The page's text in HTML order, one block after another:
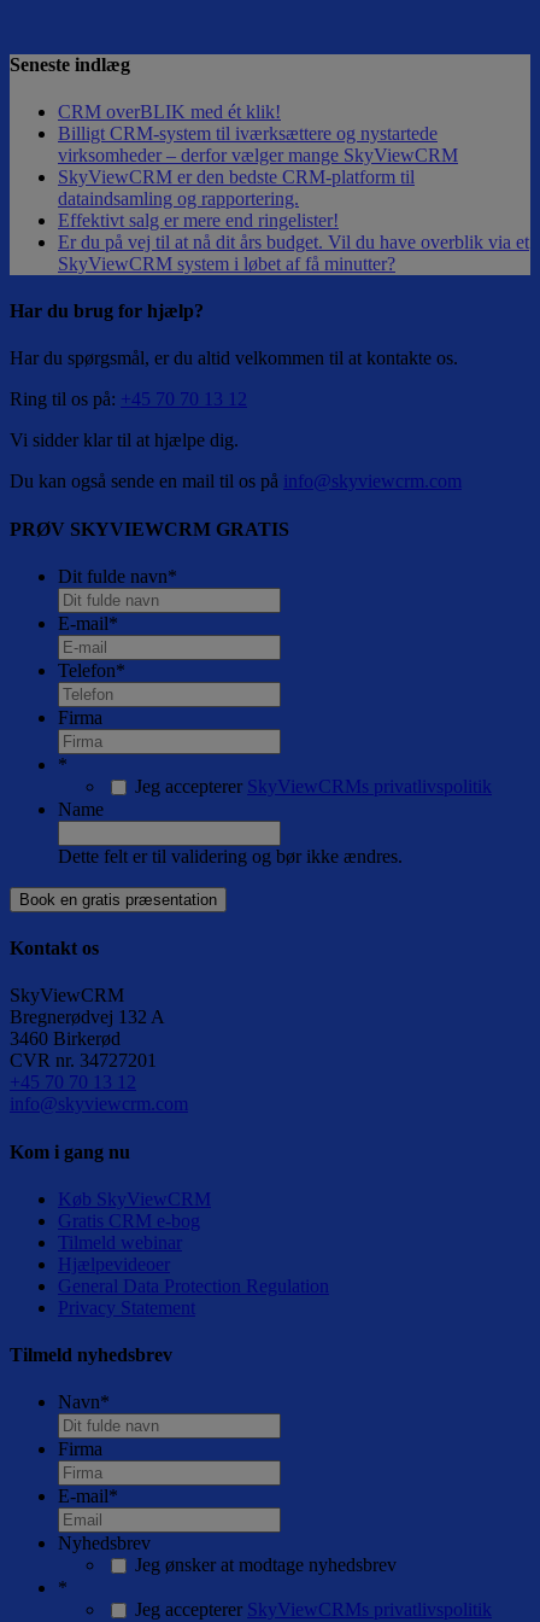
Seneste indlæg
CRM overBLIK med ét klik!
Billigt CRM-system til iværksættere og nystartede
virksomheder – derfor vælger mange SkyViewCRM
SkyViewCRM er den bedste CRM-platform til
dataindsamling og rapportering.
Effektivt salg er mere end ringelister!
Er du på vej til at nå dit års budget. Vil du have overblik via et
SkyViewCRM system i løbet af få minutter?
Har du brug for hjælp?
Har du spørgsmål, er du altid velkommen til at kontakte os.
Ring til os på: +45 70 70 13 12
Vi sidder klar til at hjælpe dig.
Du kan også sende en mail til os på info@skyviewcrm.com
PRØV SKYVIEWCRM GRATIS
Dit fulde navn*
E-mail*
Telefon*
Firma
*
Jeg accepterer SkyViewCRMs privatlivspolitik
Name
Dette felt er til validering og bør ikke ændres.
Kontakt os
SkyViewCRM
Bregnerødvej 132 A
3460 Birkerød
CVR nr. 34727201
+45 70 70 13 12
info@skyviewcrm.com
Kom i gang nu
Køb SkyViewCRM
Gratis CRM e-bog
Tilmeld webinar
Hjælpevideoer
General Data Protection Regulation
Privacy Statement
Tilmeld nyhedsbrev
Navn*
Firma
E-mail*
Nyhedsbrev
Jeg ønsker at modtage nyhedsbrev
*
Jeg accepterer SkyViewCRMs privatlivspolitik